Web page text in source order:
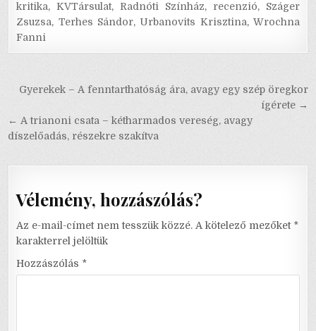
kritika,KVTársulat, Radnóti Színház, recenzió, Száger
Zsuzsa, Terhes Sándor, Urbanovits Krisztina, Wrochna
Fanni
Bejegyzés
navigáció
Gyerekek – A fenntarthatóság ára, avagy egy szép öregkor
ígérete →
← A trianoni csata – kétharmados vereség, avagy
díszelőadás, részekre szakítva
Vélemény, hozzászólás?
Az e-mail-címet nem tesszük közzé. A kötelező mezőket *
karakterrel jelöltük
Hozzászólás *